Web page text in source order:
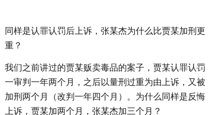
同样是认罪认罚后上诉，张某杰为什么比贾某加刑更
重？
我们之前讲过的贾某贩卖毒品的案子，贾某认罪认罚
一审判一年两个月，之后以量刑过重为由上诉，又被
加刑两个月（改判一年四个月）。为什么同样是反悔
上诉，贾某加两个月，张某杰加三个月？